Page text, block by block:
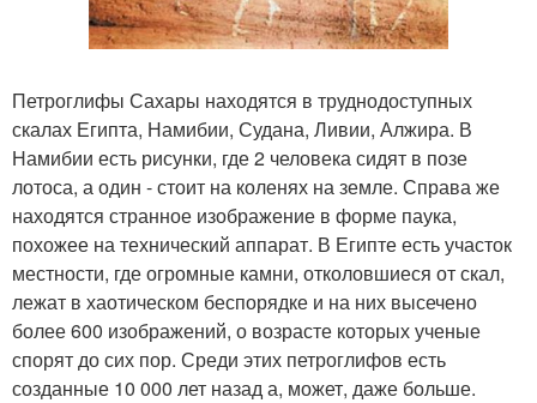
Петроглифы Сахары находятся в труднодоступных
скалах Египта, Намибии, Судана, Ливии, Алжира. В
Намибии есть рисунки, где 2 человека сидят в позе
лотоса, а один - стоит на коленях на земле. Справа же
находятся странное изображение в форме паука,
похожее на технический аппарат. В Египте есть участок
местности, где огромные камни, отколовшиеся от скал,
лежат в хаотическом беспорядке и на них высечено
более 600 изображений, о возрасте которых ученые
спорят до сих пор. Среди этих петроглифов есть
созданные 10 000 лет назад а, может, даже больше.